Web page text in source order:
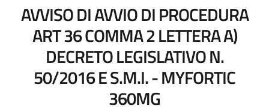
AVVISO DI AVVIO DI PROCEDURA
ART 36 COMMA 2 LETTERA A)
DECRETO LEGISLATIVO N.
50/2016 E S.M.I. - MYFORTIC
360MG